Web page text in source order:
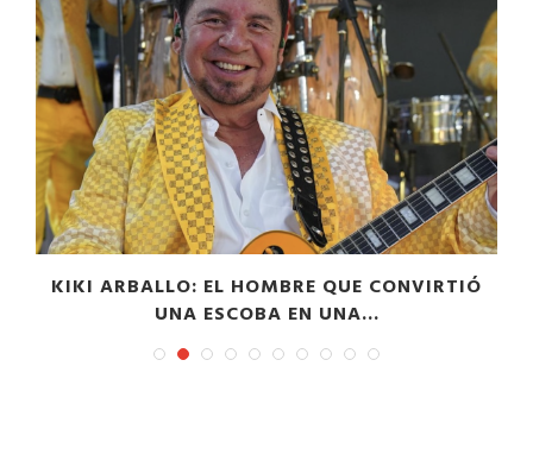
KIKI ARBALLO: EL HOMBRE QUE CONVIRTIÓ
UNA ESCOBA EN UNA...